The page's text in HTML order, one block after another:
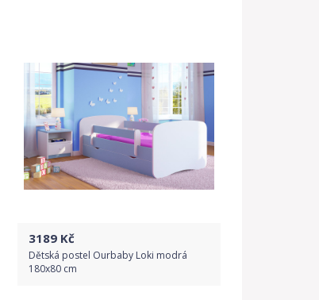
3189 Kč
Dětská postel Ourbaby Loki modrá
180x80 cm